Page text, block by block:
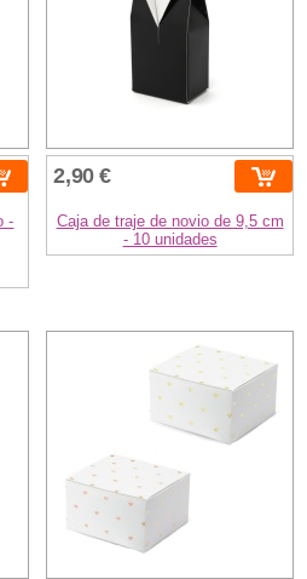
-
2,90 €
Caja de traje de novio de 9,5 cm
- 10 unidades